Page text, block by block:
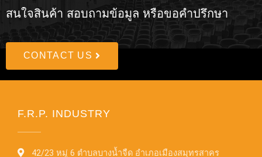
สนใจสินค้า สอบถามข้อมูล หรือขอคำปรึกษา
CONTACT US
F.R.P. INDUSTRY
42/23 หมู่ 6 ตำบลบางน้ำจืด อำเภอเมืองสมุทรสาคร